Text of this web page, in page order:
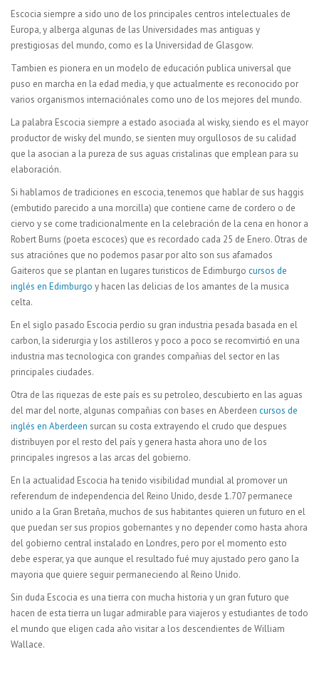
Escocia siempre a sido uno de los principales centros intelectuales de
Europa, y alberga algunas de las Universidades mas antiguas y
prestigiosas del mundo, como es la Universidad de Glasgow.
Tambien es pionera en un modelo de educación publica universal que
puso en marcha en la edad media, y que actualmente es reconocido por
varios organismos internaciónales como uno de los mejores del mundo.
La palabra Escocia siempre a estado asociada al wisky, siendo es el mayor
productor de wisky del mundo, se sienten muy orgullosos de su calidad
que la asocian a la pureza de sus aguas cristalinas que emplean para su
elaboración.
Si hablamos de tradiciones en escocia, tenemos que hablar de sus haggis
(embutido parecido a una morcilla) que contiene carne de cordero o de
ciervo y se come tradicionalmente en la celebración de la cena en honor a
Robert Burns (poeta escoces) que es recordado cada 25 de Enero. Otras de
sus atraciónes que no podemos pasar por alto son sus afamados
Gaiteros que se plantan en lugares turisticos de Edimburgo cursos de
inglés en Edimburgo y hacen las delicias de los amantes de la musica
celta.
En el siglo pasado Escocia perdio su gran industria pesada basada en el
carbon, la siderurgia y los astilleros y poco a poco se recomvirtió en una
industria mas tecnologica con grandes compañias del sector en las
principales ciudades.
Otra de las riquezas de este país es su petroleo, descubierto en las aguas
del mar del norte, algunas compañias con bases en Aberdeen cursos de
inglés en Aberdeen surcan su costa extrayendo el crudo que despues
distribuyen por el resto del país y genera hasta ahora uno de los
principales ingresos a las arcas del gobierno.
En la actualidad Escocia ha tenido visibilidad mundial al promover un
referendum de independencia del Reino Unido, desde 1.707 permanece
unido a la Gran Bretaña, muchos de sus habitantes quieren un futuro en el
que puedan ser sus propios gobernantes y no depender como hasta ahora
del gobierno central instalado en Londres, pero por el momento esto
debe esperar, ya que aunque el resultado fué muy ajustado pero gano la
mayoria que quiere seguir permaneciendo al Reino Unido.
Sin duda Escocia es una tierra con mucha historia y un gran futuro que
hacen de esta tierra un lugar admirable para viajeros y estudiantes de todo
el mundo que eligen cada año visitar a los descendientes de William
Wallace.